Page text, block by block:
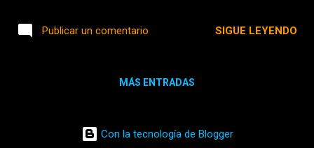
problemas van a tener a la hora de cumplir
especialmente de la inversión en juegos
habido un crecimiento del 25% de las tiendas
de la Google Play Store que han registrado
Publicar un comentario SIGUE LEYENDO
MÁS ENTRADAS
Con la tecnología de Blogger